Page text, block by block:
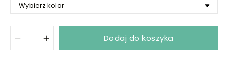
Dodaj do koszyka